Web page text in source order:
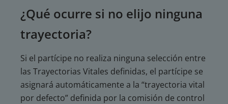
¿Qué ocurre si no elijo ninguna
trayectoria?
Si el partícipe no realiza ninguna selección entre
las Trayectorias Vitales definidas, el partícipe se
asignará automáticamente a la “trayectoria vital
por defecto” definida por la comisión de control